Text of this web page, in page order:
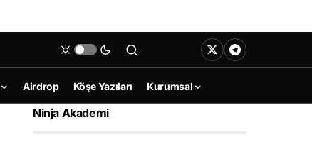
Airdrop Köşe Yazıları Kurumsal
Ninja Akademi